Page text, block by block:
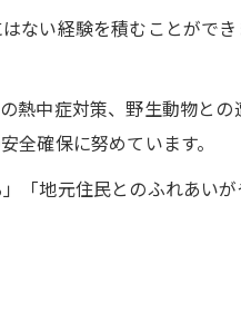
る心身のリフレッシュ効果
たい自然との共存意識
特有のポイント解説
い榛東村の重要拠点情報
ない経験を積むことがで
中症対策、野生動物と
全確保に努めています。
「地元住民とのふれあい